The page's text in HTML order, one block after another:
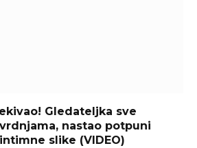
Gledateljka sve
nastao potpuni
slike (VIDEO)